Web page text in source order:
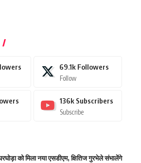
69.1k Followers
Follow
136k Subscribers
Subscribe
को मिला नया एसडीएम, क्षितिज गुरभेले संभालेंगे